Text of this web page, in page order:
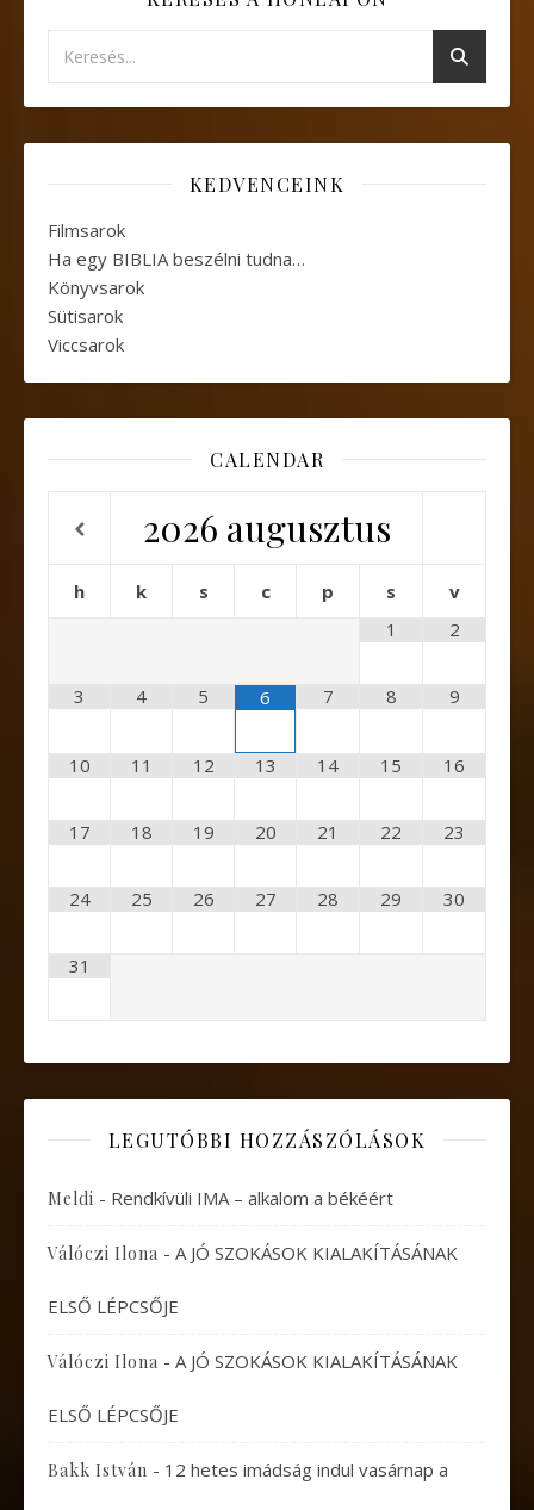
KEDVENCEINK
Filmsarok
Ha egy BIBLIA beszélni tudna…
Könyvsarok
Sütisarok
Viccsarok
CALENDAR
2026 augusztus
h k s c p s
v
1
2
3 4 5 6 7 8 9
10 11 12 13 14 15 16
17 18 19 20 21 22 23
24 25 26 27 28 29 30
31
LEGUTÓBBI HOZZÁSZÓLÁSOK
Meldi - Rendkívüli IMA – alkalom a békéért
Válóczi Ilona - A JÓ SZOKÁSOK KIALAKÍTÁSÁNAK
ELSŐ LÉPCSŐJE
Válóczi Ilona - A JÓ SZOKÁSOK KIALAKÍTÁSÁNAK
ELSŐ LÉPCSŐJE
Bakk István - 12 hetes imádság indul vasárnap a